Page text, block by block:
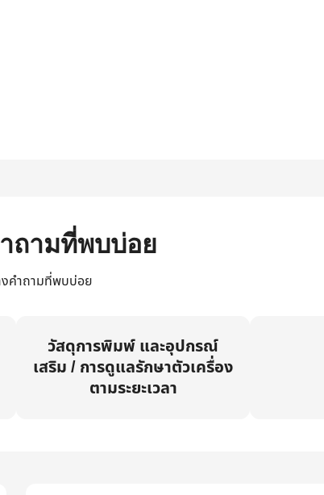
ถามที่พบบ่อย
คำถามที่พบบ่อย
วัสดุการพิมพ์ และอุปกรณ์
เสริม / การดูแลรักษาตัวเครื่อง
ตามระยะเวลา